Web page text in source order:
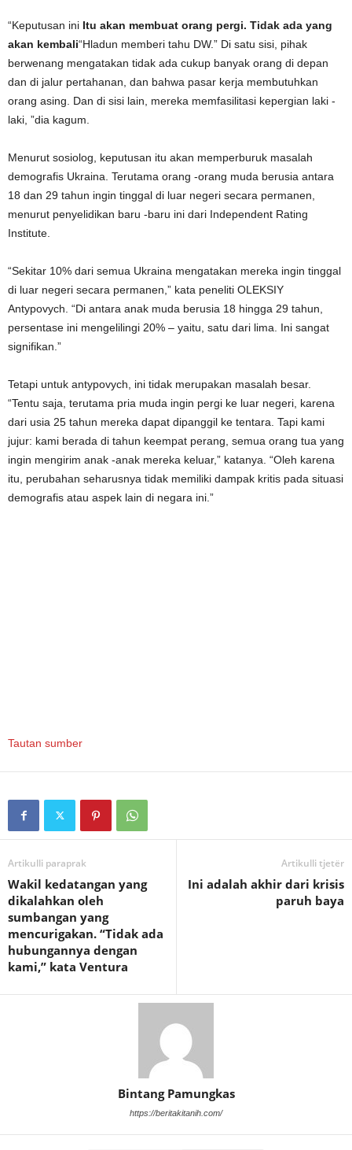
“Keputusan ini Itu akan membuat orang pergi. Tidak ada yang
akan kembali“Hladun memberi tahu DW.” Di satu sisi, pihak
berwenang mengatakan tidak ada cukup banyak orang di depan
dan di jalur pertahanan, dan bahwa pasar kerja membutuhkan
orang asing. Dan di sisi lain, mereka memfasilitasi kepergian laki -
laki, ”dia kagum.
Menurut sosiolog, keputusan itu akan memperburuk masalah
demografis Ukraina. Terutama orang -orang muda berusia antara
18 dan 29 tahun ingin tinggal di luar negeri secara permanen,
menurut penyelidikan baru -baru ini dari Independent Rating
Institute.
“Sekitar 10% dari semua Ukraina mengatakan mereka ingin tinggal
di luar negeri secara permanen,” kata peneliti OLEKSIY
Antypovych. “Di antara anak muda berusia 18 hingga 29 tahun,
persentase ini mengelilingi 20% – yaitu, satu dari lima. Ini sangat
signifikan.”
Tetapi untuk antypovych, ini tidak merupakan masalah besar.
“Tentu saja, terutama pria muda ingin pergi ke luar negeri, karena
dari usia 25 tahun mereka dapat dipanggil ke tentara. Tapi kami
jujur: kami berada di tahun keempat perang, semua orang tua yang
ingin mengirim anak -anak mereka keluar,” katanya. “Oleh karena
itu, perubahan seharusnya tidak memiliki dampak kritis pada situasi
demografis atau aspek lain di negara ini.”
Tautan sumber
Artikulli paraprak
Wakil kedatangan yang
dikalahkan oleh
sumbangan yang
mencurigakan. “Tidak ada
hubungannya dengan
kami,” kata Ventura
Artikulli tjetër
Ini adalah akhir dari krisis
paruh baya
Bintang Pamungkas
https://beritakitanih.com/